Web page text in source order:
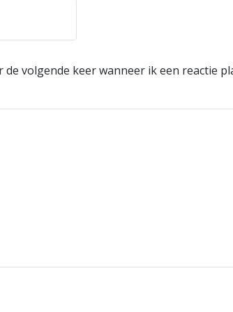
volgende keer wanneer ik een reactie